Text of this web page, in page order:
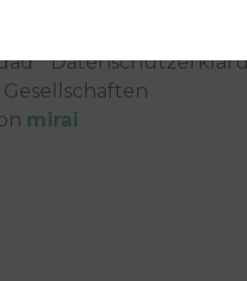
Gesellschaften
mirai